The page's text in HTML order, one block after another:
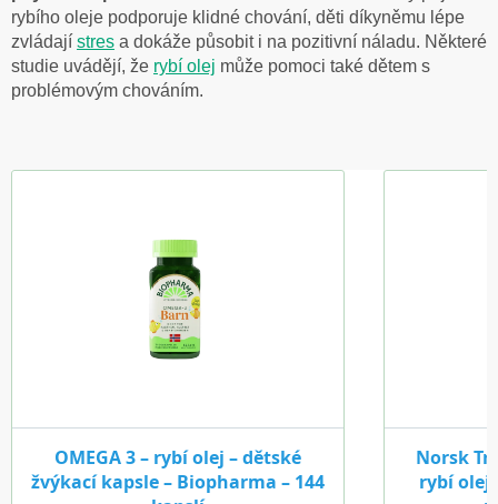
rybího oleje podporuje klidné chování, děti díkyněmu lépe
zvládají stres a dokáže působit i na pozitivní náladu. Některé
studie uvádějí, že rybí olej může pomoci také dětem s
problémovým chováním.